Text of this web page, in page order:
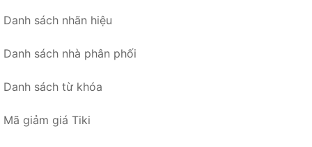
Danh sách nhãn hiệu
Danh sách nhà phân phối
Danh sách từ khóa
Mã giảm giá Tiki